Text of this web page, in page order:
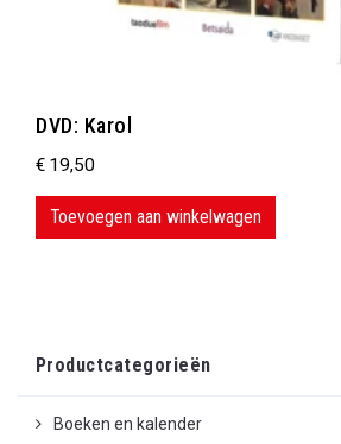
DVD: Karol
€ 19,50
Toevoegen aan winkelwagen
Productcategorieën
Boeken en kalender